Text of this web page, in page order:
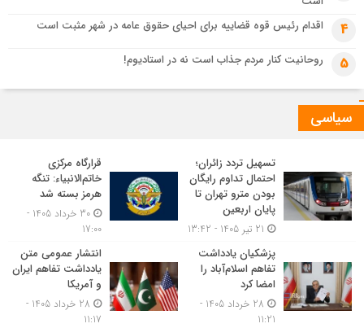
4 اقدام رئیس قوه قضاییه برای احیای حقوق عامه در شهر مثبت است
5 روحانیت کنار مردم جذاب است نه در استادیوم!
سیاسی
تسهیل تردد زائران؛
احتمال تداوم رایگان
بودن مترو تهران تا
پایان اربعین
قرارگاه مرکزی
خاتم‌الانبیاء: تنگه
هرمز بسته شد
30 خرداد 1405 -
17:00
پزشکیان یادداشت
تفاهم اسلام‌آباد را
امضا کرد
28 خرداد 1405 -
11:21
انتشار عمومی متن
یادداشت تفاهم ایران
و آمریکا
28 خرداد 1405 -
11:17